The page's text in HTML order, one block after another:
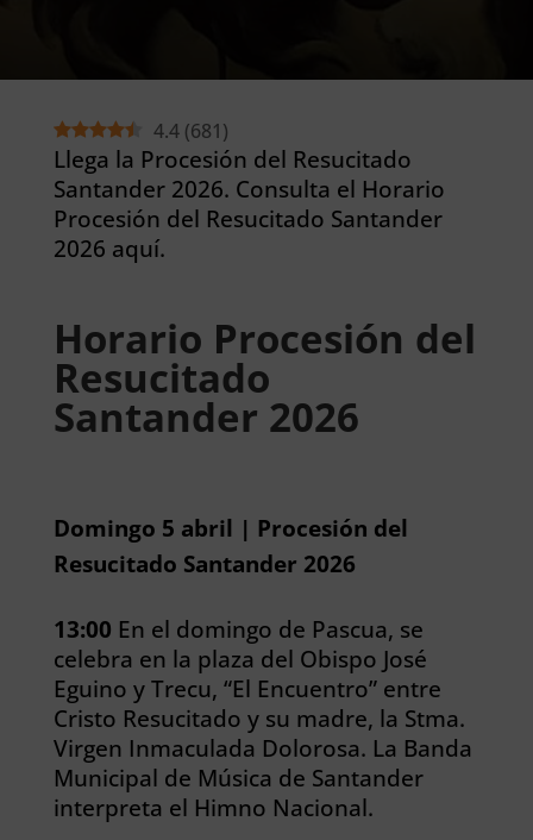
4.4 (681)
Llega la Procesión del Resucitado
Santander 2026. Consulta el Horario
Procesión del Resucitado Santander
2026 aquí.
Horario Procesión del
Resucitado
Santander 2026
Domingo 5 abril | Procesión del
Resucitado Santander 2026
13:00 En el domingo de Pascua, se
celebra en la plaza del Obispo José
Eguino y Trecu, “El Encuentro” entre
Cristo Resucitado y su madre, la Stma.
Virgen Inmaculada Dolorosa. La Banda
Municipal de Música de Santander
interpreta el Himno Nacional.